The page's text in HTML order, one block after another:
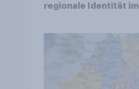
regionale Identität im